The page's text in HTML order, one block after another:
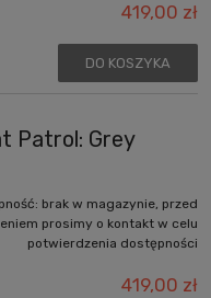
419,00 zł
DO KOSZYKA
Patrol: Grey
brak w magazynie, przed
prosimy o kontakt w celu
potwierdzenia dostępności
419,00 zł